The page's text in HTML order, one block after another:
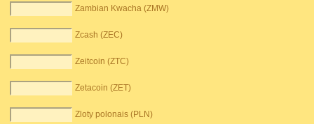
Zambian Kwacha (ZMW)
Zcash (ZEC)
Zeitcoin (ZTC)
Zetacoin (ZET)
Zloty polonais (PLN)